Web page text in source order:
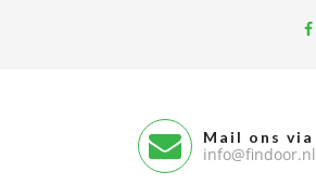
Mail ons via
info@findoor.nl